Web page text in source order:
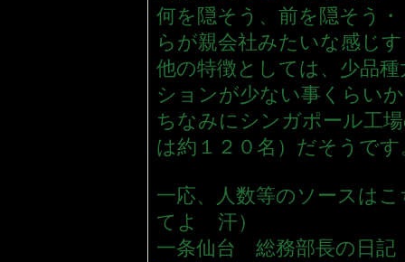
何を隠そう、前を隠そう
らが親会社みたいな感じ
他の特徴としては、少品
ションが少ない事くらい
ちなみにシンガポール工
は約１２０名）だそうです
一応、人数等のソースは
てよ 汗）
一条仙台 総務部長の日記